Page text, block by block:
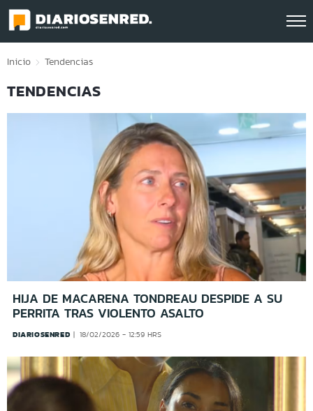
Click acá para ir directamente al contenido
Inicio Tendencias
TENDENCIAS
HIJA DE MACARENA TONDREAU DESPIDE A SU
PERRITA TRAS VIOLENTO ASALTO
DIARIOSENRED 18/02/2026 - 12:59 HRS